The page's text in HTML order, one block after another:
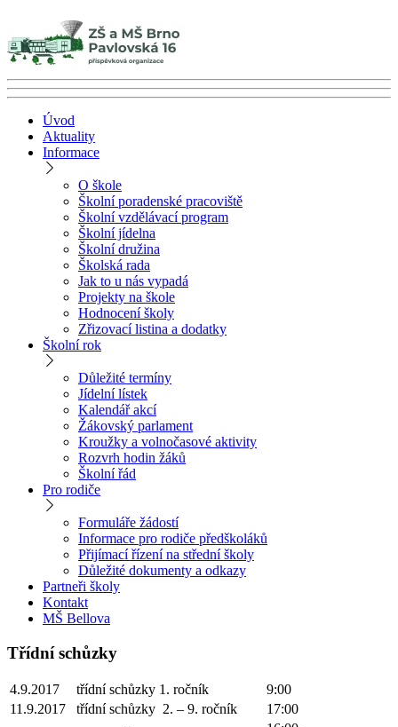
Úvod
Aktuality
Informace
O škole
Školní poradenské pracoviště
Školní vzdělávací program
Školní jídelna
Školní družina
Školská rada
Jak to u nás vypadá
Projekty na škole
Hodnocení školy
Zřizovací listina a dodatky
Školní rok
Důležité termíny
Jídelní lístek
Kalendář akcí
Žákovský parlament
Kroužky a volnočasové aktivity
Rozvrh hodin žáků
Školní řád
Pro rodiče
Formuláře žádostí
Informace pro rodiče předškoláků
Přijímací řízení na střední školy
Důležité dokumenty a odkazy
Partneři školy
Kontakt
MŠ Bellova
Třídní schůzky
4.9.2017 třídní schůzky 1. ročník
9:00
11.9.2017
třídní schůzky 2. – 9. ročník
17:00